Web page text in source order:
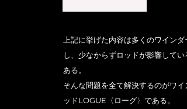
上記に挙げた内容は多くのワインダ
し、少なからずロッドが影響してい
ある。
そんな問題を全て解決するのがワイ
ッドLOGUE〈ローグ〉である。